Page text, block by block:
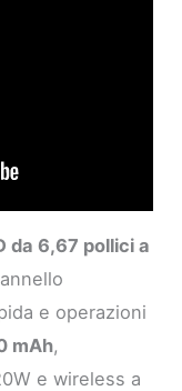
da 6,67 pollici a
e operazioni
mAh,
e wireless a